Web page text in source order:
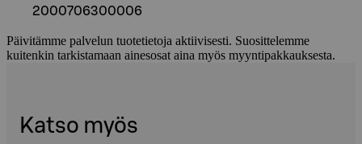
2000706300006
Päivitämme palvelun tuotetietoja aktiivisesti. Suosittelemme
kuitenkin tarkistamaan ainesosat aina myös myyntipakkauksesta.
Katso myös